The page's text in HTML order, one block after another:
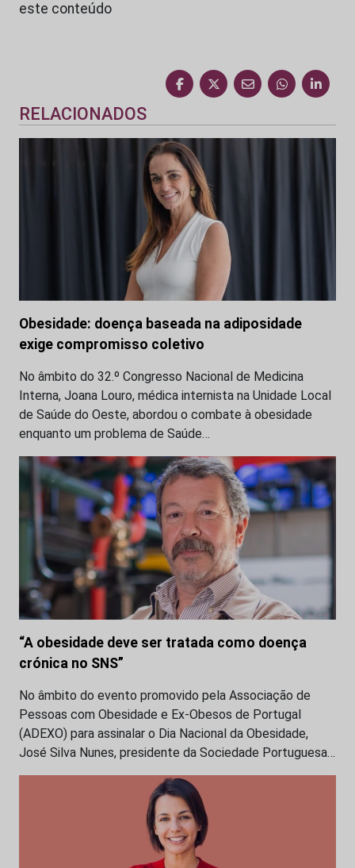
este conteúdo
RELACIONADOS
Obesidade: doença baseada na adiposidade
exige compromisso coletivo
No âmbito do 32.º Congresso Nacional de Medicina
Interna, Joana Louro, médica internista na Unidade Local
de Saúde do Oeste, abordou o combate à obesidade
enquanto um problema de Saúde…
“A obesidade deve ser tratada como doença
crónica no SNS”
No âmbito do evento promovido pela Associação de
Pessoas com Obesidade e Ex-Obesos de Portugal
(ADEXO) para assinalar o Dia Nacional da Obesidade,
José Silva Nunes, presidente da Sociedade Portuguesa…